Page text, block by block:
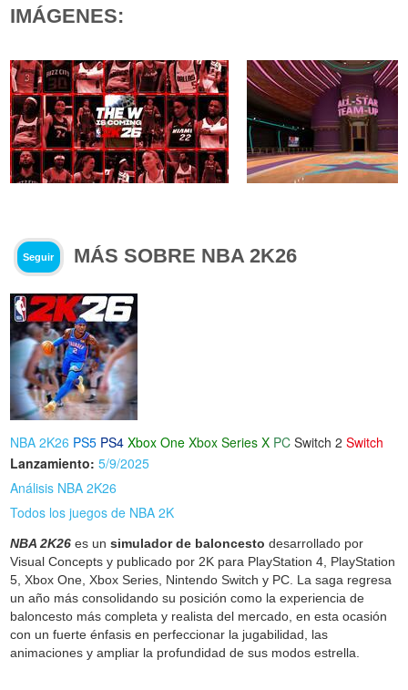
IMÁGENES:
Seguir MÁS SOBRE NBA 2K26
NBA 2K26 PS5 PS4 Xbox One Xbox Series X PC Switch 2 Switch
Lanzamiento: 5/9/2025
Análisis NBA 2K26
Todos los juegos de NBA 2K
NBA 2K26 es unsimulador de baloncesto desarrollado por
Visual Concepts y publicado por 2K para PlayStation 4, PlayStation
5, Xbox One, Xbox Series, Nintendo Switch y PC. La saga regresa
un año más consolidando su posición como la experiencia de
baloncesto más completa y realista del mercado, en esta ocasión
con un fuerte énfasis en perfeccionar la jugabilidad, las
animaciones y ampliar la profundidad de sus modos estrella.